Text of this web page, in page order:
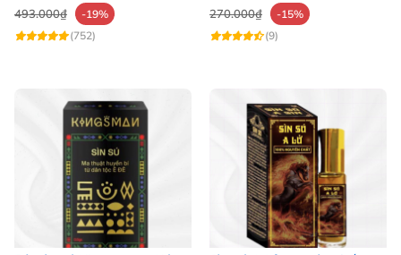
493.000₫
-19%
(752)
270.000₫
-15%
(9)